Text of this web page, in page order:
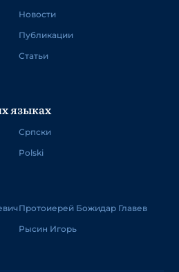
Новости
Публикации
Статьи
языках
Српски
Polski
Протоиерей Божидар Главев
Рысин Игорь